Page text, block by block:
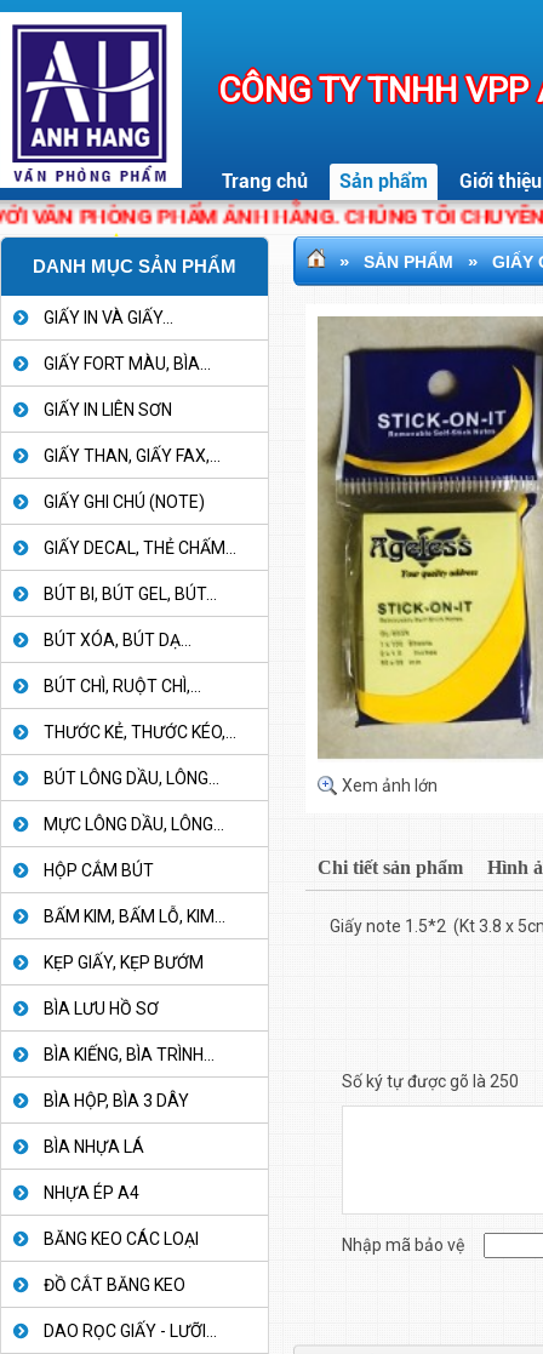
CÔNG TY TNHH
Trang chủ Sản phẩm Giới thiệu
PHÒNG PHẨM ÁNH HẰNG. CHÚNG TÔI
DANH MỤC SẢN PHẨM
GIẤY IN VÀ GIẤY...
GIẤY FORT MÀU, BÌA...
GIẤY IN LIÊN SƠN
GIẤY THAN, GIẤY FAX,...
GIẤY GHI CHÚ (NOTE)
GIẤY DECAL, THẺ CHẤM...
BÚT BI, BÚT GEL, BÚT...
BÚT XÓA, BÚT DẠ...
BÚT CHÌ, RUỘT CHÌ,...
THƯỚC KẺ, THƯỚC KÉO,...
BÚT LÔNG DẦU, LÔNG...
MỰC LÔNG DẦU, LÔNG...
HỘP CẮM BÚT
BẤM KIM, BẤM LỖ, KIM...
KẸP GIẤY, KẸP BƯỚM
BÌA LƯU HỒ SƠ
BÌA KIẾNG, BÌA TRÌNH...
BÌA HỘP, BÌA 3 DÂY
BÌA NHỰA LÁ
NHỰA ÉP A4
BĂNG KEO CÁC LOẠI
ĐỒ CẮT BĂNG KEO
DAO RỌC GIẤY - LƯỠI...
» SẢN PHẨM » GIẤY
Xem ảnh lớn
Chi tiết sản phẩm Hình
Giấy note 1.5*2 (Kt 3.8 x
Số ký tự được gõ là 250
Nhập mã bảo vệ